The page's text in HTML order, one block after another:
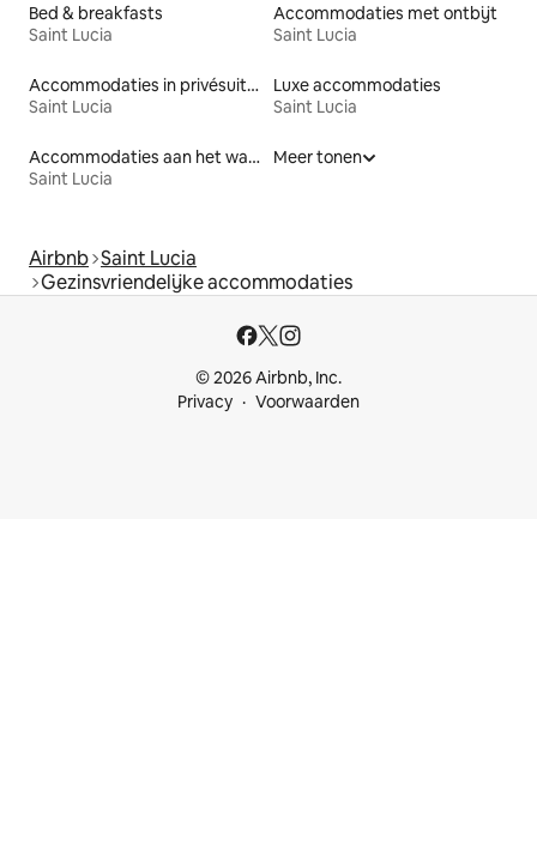
Bed & breakfasts
Saint Lucia
Accommodaties met ontbijt
Saint Lucia
Accommodaties in privésuites
Saint Lucia
Luxe accommodaties
Saint Lucia
Accommodaties aan het water
Saint Lucia
Meer tonen
Airbnb Saint Lucia
Gezinsvriendelijke accommodaties
© 2026 Airbnb, Inc.
Privacy
Voorwaarden